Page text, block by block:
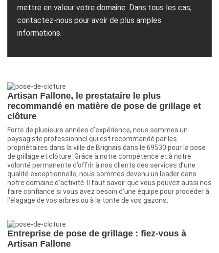
mettre en valeur votre domaine. Dans tous les cas,
contactez-nous pour avoir de plus amples
informations.
Artisan Fallone, le prestataire le plus
recommandé en matière de pose de grillage et
clôture
Forte de plusieurs années d’expérience, nous sommes un
paysagiste professionnel qui est recommandé par les
propriétaires dans la ville de Brignais dans le 69530 pour la pose
de grillage et clôture. Grâce à notre compétence et à notre
volonté permanente d’offrir à nos clients des services d’une
qualité exceptionnelle, nous sommes devenu un leader dans
notre domaine d’activité. Il faut savoir que vous pouvez aussi nos
faire confiance si vous avez besoin d’une équipe pour procéder à
l’élagage de vos arbres ou à la tonte de vos gazons.
Entreprise de pose de grillage : fiez-vous à
Artisan Fallone